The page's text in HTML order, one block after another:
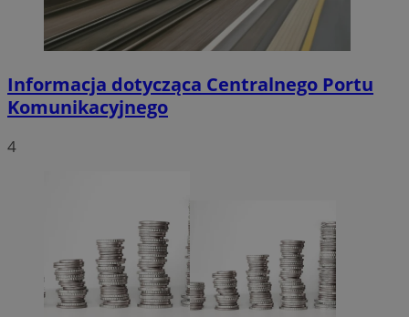
Informacja dotycząca Centralnego Portu
Komunikacyjnego
4